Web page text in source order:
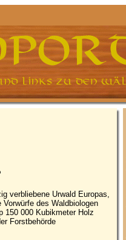
verbliebene Urwald Europas,
des Waldbiologen
150 000 Kubikmeter Holz
Forstbehörde